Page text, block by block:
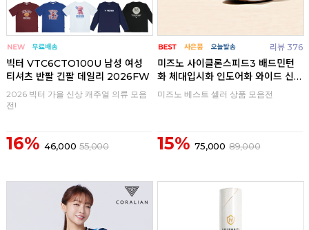
빅터 VTC6CTO100U 남성 여성
티셔츠 반팔 긴팔 데일리 2026FW
2026 빅터 가을 신상 캐주얼 의류 모음
전!
16% 46,000 55,000
리뷰 376
미즈노 사이클론스피드3 배드민턴
화 체대입시화 인도어화 와이드 신
발
미즈노 베스트 셀러 상품 모음전
15% 75,000 89,000